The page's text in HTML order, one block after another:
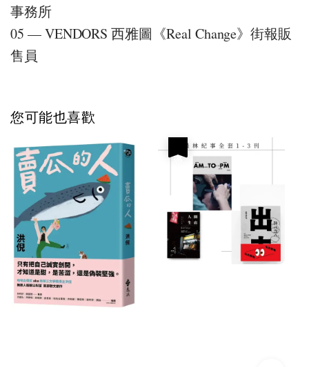
事務所
05 — VENDORS 西雅圖《Real Change》街報販
售員
您可能也喜歡